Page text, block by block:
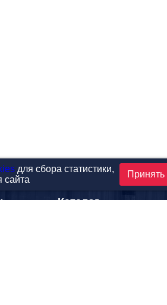
Каталог
для сбора статистики,
сайта
Принять